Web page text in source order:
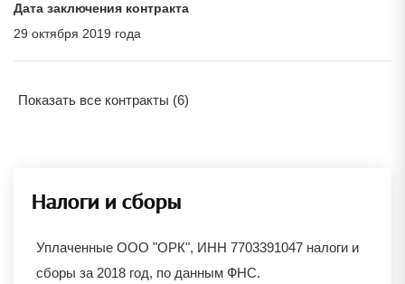
Дата заключения контракта
29 октября 2019 года
Показать все контракты (6)
Налоги и сборы
Уплаченные ООО "ОРК", ИНН 7703391047 налоги и
сборы за 2018 год, по данным ФНС.